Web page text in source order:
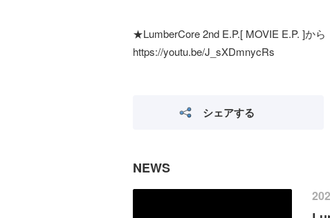
★LumberCore 2nd E.P.[ MOVIE E.P. ]か
https://youtu.be/J_sXDmnycRs
シェアする
NEWS